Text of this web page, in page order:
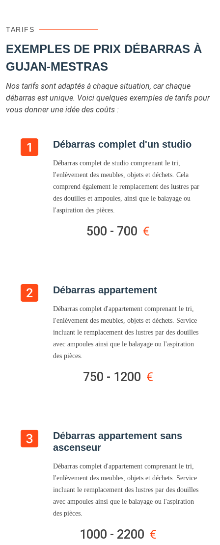
TARIFS
EXEMPLES DE PRIX DÉBARRAS À
GUJAN-MESTRAS
Nos tarifs sont adaptés à chaque situation, car chaque
débarras est unique. Voici quelques exemples de tarifs pour
vous donner une idée des coûts :
Débarras complet d'un studio
Débarras complet de studio comprenant le tri,
l'enlèvement des meubles, objets et déchets. Cela
comprend également le remplacement des lustres par
des douilles et ampoules, ainsi que le balayage ou
l'aspiration des pièces.
500 - 700
Débarras appartement
Débarras complet d'appartement comprenant le tri,
l'enlèvement des meubles, objets et déchets. Service
incluant le remplacement des lustres par des douilles
avec ampoules ainsi que le balayage ou l'aspiration
des pièces.
750 - 1200
Débarras appartement sans
ascenseur
Débarras complet d'appartement comprenant le tri,
l'enlèvement des meubles, objets et déchets. Service
incluant le remplacement des lustres par des douilles
avec ampoules ainsi que le balayage ou l'aspiration
des pièces.
1000 - 2200